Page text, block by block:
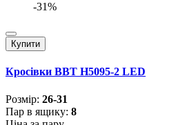
-31%
Купити
Кросівки BBT H5095-2 LED
Розмiр: 26-31
Пар в ящику: 8